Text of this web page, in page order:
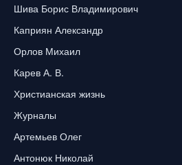
Шива Борис Владимирович
Каприян Александр
Орлов Михаил
Карев А. В.
Христианская жизнь
Журналы
Артемьев Олег
Антонюк Николай